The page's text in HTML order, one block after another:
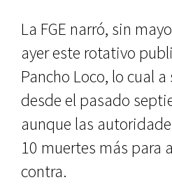
La FGE narró, sin
ayer este rotativo
Pancho Loco, lo cual
desde el pasado
aunque las
10 muertes más para
contra.